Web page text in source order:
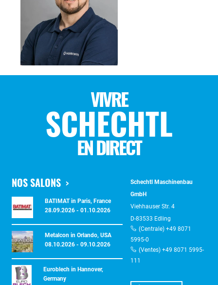
VIVRE
SCHECHTL
EN DIRECT
NOS SALONS
BATIMAT in Paris, France
28.09.2026 - 01.10.2026
Metalcon in Orlando, USA
08.10.2026 - 09.10.2026
Euroblech in Hannover,
Germany
Schechtl Maschinenbau
GmbH
Viehhauser Str. 4
D-83533 Edling
(Centrale) +49 8071
5995-0
(Ventes) +49 8071 5995-
111